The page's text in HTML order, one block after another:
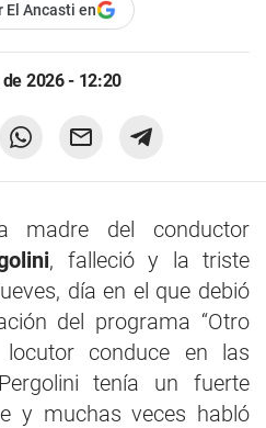
El Ancasti en
2026 - 12:20
madre del conductor
, falleció y la triste
día en el que debió
del programa “Otro
locutor conduce en las
tenía un fuerte
y muchas veces habló